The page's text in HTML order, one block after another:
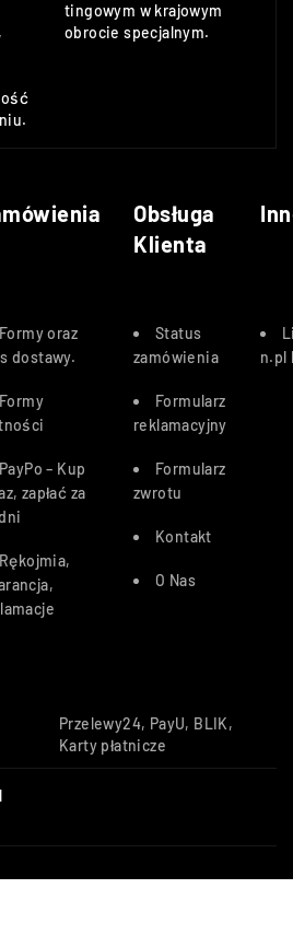
tingowym w krajowym
obrocie specjalnym.
Obsługa
Klienta
Formy oraz
dostawy.
Formy
PayPo – Kup
zapłać za
i
Rękojmia,
Status
zamówienia
Formularz
reklamacyjny
Formularz
zwrotu
Kontakt
O Nas
n.pl
Przelewy24, PayU, BLIK,
Karty płatnicze